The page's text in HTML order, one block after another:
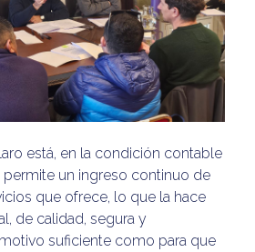
está, en la condición contable
un ingreso continuo de
que ofrece, lo que la hace
de calidad, segura y
suficiente como para que